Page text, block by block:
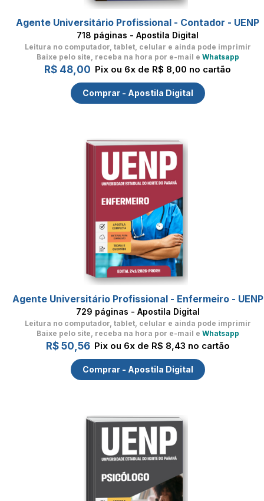
Agente Universitário Profissional - Contador - UENP
718 páginas - Apostila Digital
Leitura no computador, tablet, celular e ainda pode imprimir
Baixe pelo site, receba na hora por e-mail e Whatsapp
R$ 48,00 Pix ou 6x de R$ 8,00 no cartão
Comprar - Apostila Digital
Agente Universitário Profissional - Enfermeiro - UENP
729 páginas - Apostila Digital
Leitura no computador, tablet, celular e ainda pode imprimir
Baixe pelo site, receba na hora por e-mail e Whatsapp
R$ 50,56 Pix ou 6x de R$ 8,43 no cartão
Comprar - Apostila Digital